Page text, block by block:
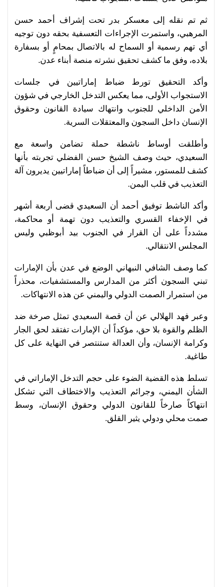
ثم تم نقله إلى معسكر بدر تحت إشراف أحمد حسن
المرهبي، واستمرت الإجراءات التعسفية بحقه دون توجيه
أي تهم رسمية أو السماح له بالاتصال بمحامٍ أو بسفارة
بلاده، وفق ما كشف تحقيق نشرته منصة أبناء عدن.
وأكد التحقيق تورط ضباط إماراتيين في جلسات
الاستجواب الأولى، مما يعكس التدخل الخارجي في شؤون
الأمن الداخلي للجنوب وانتهاك سيادة القانون وحقوق
الإنسان داخل السجون والمعتقلات السرية.
وأطلقت أوساط ناشطة حملة تضامن واسعة مع
السعيدي، حيث وصف الشيخ حسن الفضلي تجربته بأنها
كشف للمستور، مشيراً إلى أن ضباطاً إماراتيين يديرون آلة
التعذيب في قلب اليمن.
وأكد الناشط توفيق أحمد أن السعيدي قضى أربعة أشهر
في الإخفاء القسري والتعذيب دون تهمة أو محاكمة،
مشدداً على أن القرار في الجنوب بيد أبوظبي وليس
المجلس الانتقالي.
كما وصف الشافي النبهاني الوضع في عدن بأن الإمارات
تبني السجون أكثر من المدارس والمستشفيات، محذراً
من استمرار الصمت الدولي واليمني عن هذه الانتهاكات.
وعبر فهد الهلالي عن أن قصة السعيدي تمثل صرخة ضد
الظلم والقوة بلا حق، مؤكداً أن الإمارات تفتقد لحق الجار
وكرامة الإنسان، وأن العدالة ستنتصر في النهاية على كل
طاغية.
تسلط هذه القضية الضوء على حجم التدخل الإماراتي في
الشأن اليمني، وجرائم التعذيب والاختطاف التي تشكل
انتهاكاً صارخاً للقانون الدولي وحقوق الإنسان، وسط
صمت محلي ودولي يثير القلق.